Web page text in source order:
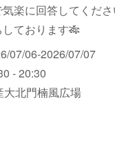
楽に回答してくださ
ております🎋
07/06-2026/07/07
- 20:30
大北門楠風広場